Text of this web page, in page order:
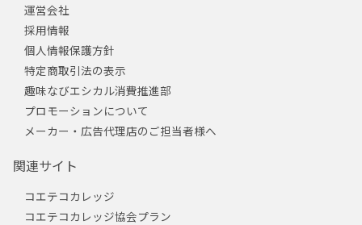
運営会社
採用情報
個人情報保護方針
特定商取引法の表示
趣味なびエシカル消費推進部
プロモーションについて
メーカー・広告代理店のご担当者様へ
関連サイト
コエテコカレッジ
コエテコカレッジ協会プラン